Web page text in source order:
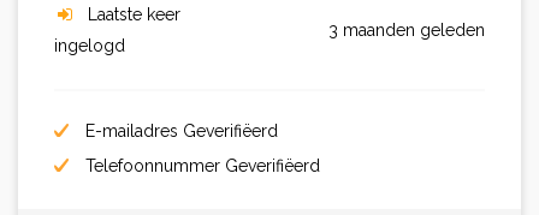
Laatste keer
ingelogd
3 maanden geleden
E-mailadres Geverifiëerd
Telefoonnummer Geverifiëerd